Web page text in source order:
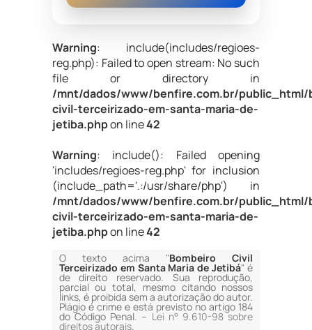
Warning: include(includes/regioes-
reg.php): Failed to open stream: No such
file or directory in
/mnt/dados/www/benfire.com.br/public_html/
civil-terceirizado-em-santa-maria-de-
jetiba.phpon line42
Warning: include(): Failed opening
'includes/regioes-reg.php' for inclusion
(include_path='.:/usr/share/php') in
/mnt/dados/www/benfire.com.br/public_html/
civil-terceirizado-em-santa-maria-de-
jetiba.phpon line42
O texto acima "Bombeiro Civil
Terceirizado em Santa Maria de Jetibá" é
de direito reservado. Sua reprodução,
parcial ou total, mesmo citando nossos
links, é proibida sem a autorização do autor.
Plágio é crime e está previsto no artigo 184
do Código Penal. – Lei n° 9.610-98 sobre
direitos autorais.